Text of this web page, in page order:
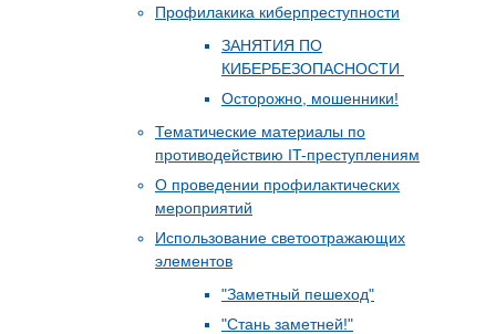
Профилакика киберпреступности
ЗАНЯТИЯ ПО
КИБЕРБЕЗОПАСНОСТИ
Осторожно, мошенники!
Тематические материалы по
противодействию IT-преступлениям
О проведении профилактических
мероприятий
Использование светоотражающих
элементов
"Заметный пешеход"
"Стань заметней!"